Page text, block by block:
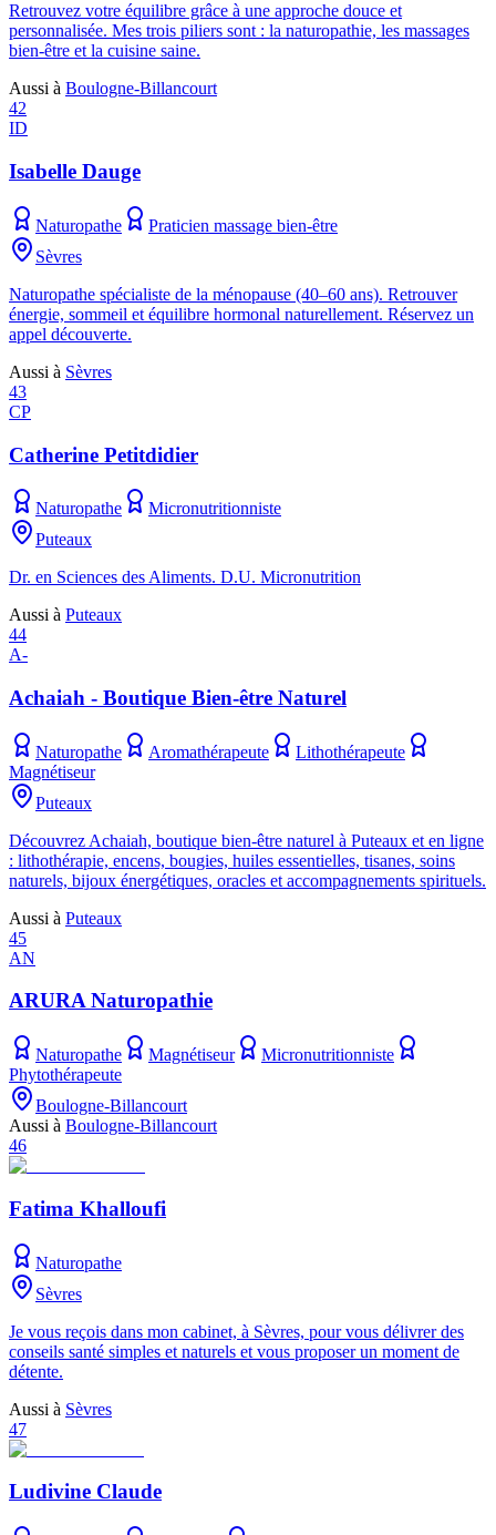
Retrouvez votre équilibre grâce à une approche douce et
personnalisée. Mes trois piliers sont : la naturopathie, les massages
bien-être et la cuisine saine.
Aussi à Boulogne-Billancourt
42
ID
Isabelle Dauge
Naturopathe
Praticien massage bien-être
Sèvres
Naturopathe spécialiste de la ménopause (40–60 ans). Retrouver
énergie, sommeil et équilibre hormonal naturellement. Réservez un
appel découverte.
Aussi à Sèvres
43
CP
Catherine Petitdidier
Naturopathe
Micronutritionniste
Puteaux
Dr. en Sciences des Aliments. D.U. Micronutrition
Aussi à Puteaux
44
A-
Achaiah - Boutique Bien-être Naturel
Naturopathe Aromathérapeute
Lithothérapeute
Magnétiseur
Puteaux
Découvrez Achaiah, boutique bien-être naturel à Puteaux et en ligne
: lithothérapie, encens, bougies, huiles essentielles, tisanes, soins
naturels, bijoux énergétiques, oracles et accompagnements spirituels.
Aussi à Puteaux
45
AN
ARURA Naturopathie
Naturopathe Magnétiseur
Micronutritionniste
Phytothérapeute
Boulogne-Billancourt
Aussi à Boulogne-Billancourt
46
Fatima Khalloufi
Naturopathe
Sèvres
Je vous reçois dans mon cabinet, à Sèvres, pour vous délivrer des
conseils santé simples et naturels et vous proposer un moment de
détente.
Aussi à Sèvres
47
Ludivine Claude